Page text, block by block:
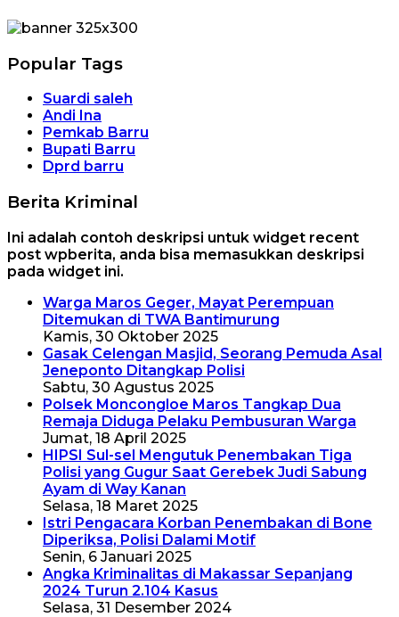
Popular Tags
Suardi saleh
Andi Ina
Pemkab Barru
Bupati Barru
Dprd barru
Berita Kriminal
Ini adalah contoh deskripsi untuk widget recent
post wpberita, anda bisa memasukkan deskripsi
pada widget ini.
Warga Maros Geger, Mayat Perempuan
Ditemukan di TWA Bantimurung
Kamis, 30 Oktober 2025
Gasak Celengan Masjid, Seorang Pemuda Asal
Jeneponto Ditangkap Polisi
Sabtu, 30 Agustus 2025
Polsek Moncongloe Maros Tangkap Dua
Remaja Diduga Pelaku Pembusuran Warga
Jumat, 18 April 2025
HIPSI Sul-sel Mengutuk Penembakan Tiga
Polisi yang Gugur Saat Gerebek Judi Sabung
Ayam di Way Kanan
Selasa, 18 Maret 2025
Istri Pengacara Korban Penembakan di Bone
Diperiksa, Polisi Dalami Motif
Senin, 6 Januari 2025
Angka Kriminalitas di Makassar Sepanjang
2024 Turun 2.104 Kasus
Selasa, 31 Desember 2024